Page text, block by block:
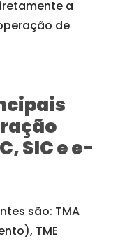
a
de
SIC e e-
são: TMA
TME